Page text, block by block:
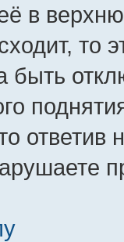
в
то
быть
ответив